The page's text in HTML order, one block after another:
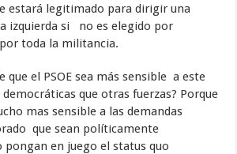
estará legitimado para dirigir una
izquierda si no es elegido por
toda la militancia.
que el PSOE sea más sensible a este
que otras fuerzas? Porque
mas sensible a las demandas
que sean políticamente
pongan en juego el status quo